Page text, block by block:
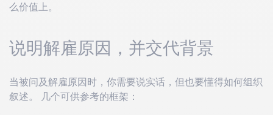
么价值上。
说明解雇原因，并交代背景
当被问及解雇原因时，你需要说实话，但也要懂得如何组织
叙述。 几个可供参考的框架：